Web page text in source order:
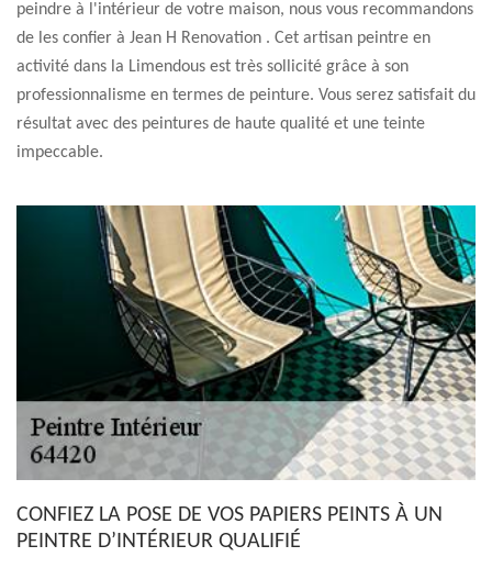
peindre à l'intérieur de votre maison, nous vous recommandons
de les confier à Jean H Renovation . Cet artisan peintre en
activité dans la Limendous est très sollicité grâce à son
professionnalisme en termes de peinture. Vous serez satisfait du
résultat avec des peintures de haute qualité et une teinte
impeccable.
CONFIEZ LA POSE DE VOS PAPIERS PEINTS À UN
PEINTRE D’INTÉRIEUR QUALIFIÉ